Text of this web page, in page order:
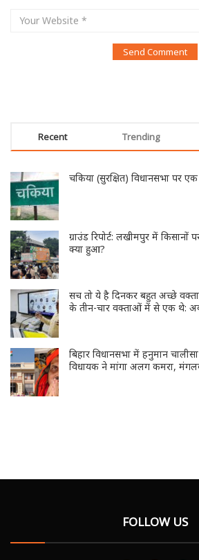
Recent Trending
चकिया (सुरक्षित) विधानसभा पर
ग्राउंड रिपोर्ट: लखीमपुर में
क्या हुआ?
सच तो ये है दिनकर बहुत अच्छे
के तीन-चार वक्ताओं में से एक थे:
बिहार विधानसभा में हनुमान
विधायक ने मांगा अलग कमरा,
FOLLOW US